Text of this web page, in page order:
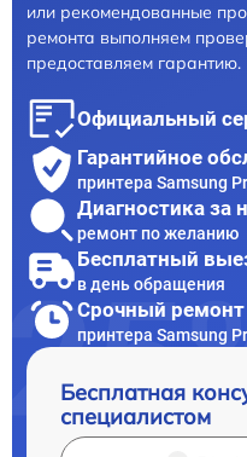
или рекомендованные
ремонта выполняем
предоставляем гарантию.
Официальный
Гарантийное
принтера Samsung
Диагностика за
ремонт по желанию
Бесплатный
в день обращения
Срочный ремонт
принтера Samsung
Бесплатная
специалистом